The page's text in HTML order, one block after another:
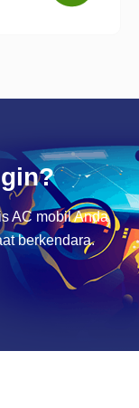
AC mobil Anda
berkendara.